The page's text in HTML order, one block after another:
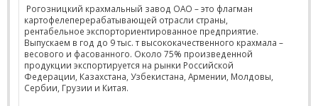
Рогозницкий крахмальный завод ОАО – это флагман
картофелеперерабатывающей отрасли страны,
рентабельное экспорториентированное предприятие.
Выпускаем в год до 9 тыс. т высококачественного крахмала –
весового и фасованного. Около 75% произведенной
продукции экспортируется на рынки Российской
Федерации, Казахстана, Узбекистана, Армении, Молдовы,
Сербии, Грузии и Китая.